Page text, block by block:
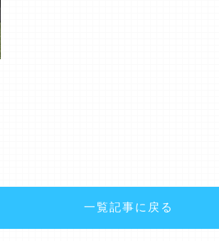
一覧記事に戻る